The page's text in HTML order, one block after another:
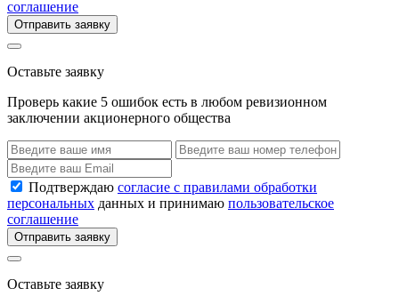
соглашение
Отправить заявку
Оставьте заявку
Проверь какие 5 ошибок есть в любом ревизионном
заключении акционерного общества
Подтверждаю согласие с правилами обработки
персональных данных и принимаю пользовательское
соглашение
Отправить заявку
Оставьте заявку